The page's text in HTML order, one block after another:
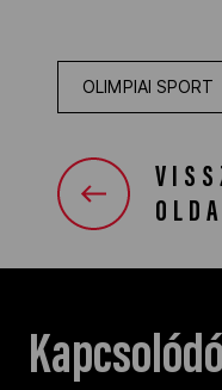
OLIMPIAI SPORT
Kapcsolódó